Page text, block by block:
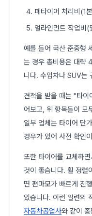
폐타이어 처리비(1
얼라인먼트 작업비
예를 들어 국산 준중형
는 경우 총비용은 대략
니다. 수입차나 SUV는
견적을 받을 때는 "타
어보고, 위 항목들이 모
일부 업체는 타이어 단
경우가 있어 사전 확인
또한 타이어를 교체하
것이 좋습니다. 휠 정렬
면 편마모가 빠르게 진
있습니다. 이런 일련의
자동차공업사와 같이